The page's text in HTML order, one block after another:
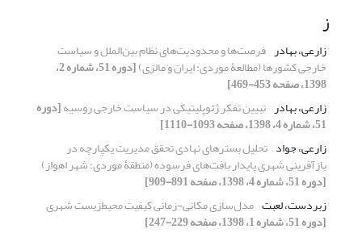
ز
زارعی، بهادر فرصت‌ها و محدودیت‌های نظام بین‌الملل و سیاست
خارجی کشورها (مطالعۀ موردی: ایران و مالزی) [دوره 51، شماره 2،
1398، صفحه 453-469]
زارعی، بهادر تبیین تفکر ژئوپلیتیکی در سیاست خارجی روسیه[دوره
51، شماره 4، 1398، صفحه 1093-1110]
زارعی، جواد تحلیل بسترهای نهادی تحقق مدیریت یکپارچه در
بازآفرینی شهری پایدار بافت‌های فرسوده (منطقۀ موردی: شهر اهواز)
[دوره 51، شماره 4، 1398، صفحه 891-909]
زبردست، لعبت مدل‌سازی مکانی-زمانی کیفیت محیط‌زیست شهری
[دوره 51، شماره 1، 1398، صفحه 229-247]